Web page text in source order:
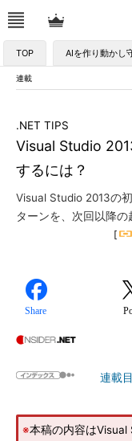
TOP AIを作り動かし
連載
Visual Studio
するには？
.NET TIPS
Visual Studio 2013の
ターンを、次回以降の
[
Share
連載
※本稿の内容は